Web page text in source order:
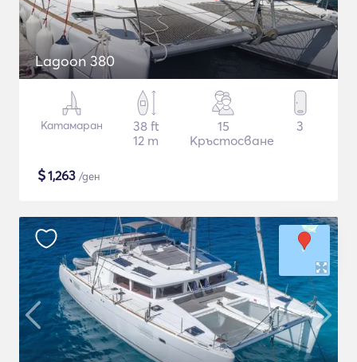
Lagoon 380
Катамаран
38 ft
12 m
15
Кръстосване
3
$1,263 /ден